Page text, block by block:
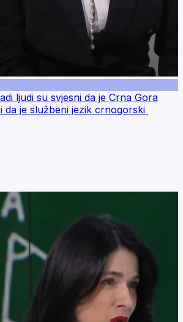
ljudi su svjesni da je Crna Gora
da je službeni jezik crnogorski